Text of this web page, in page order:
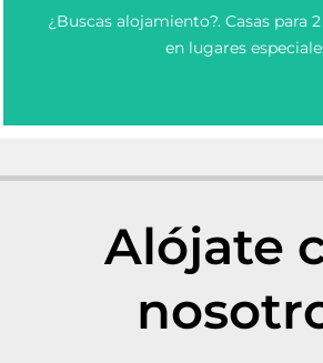
¿Buscas alojamiento?. Casas para
en lugares
Casas Rurales en
Alójate